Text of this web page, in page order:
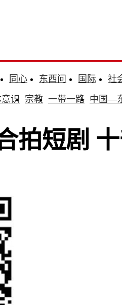
同心 东西问 国际
社
识 宗教 一带一路 中国—
拍短剧